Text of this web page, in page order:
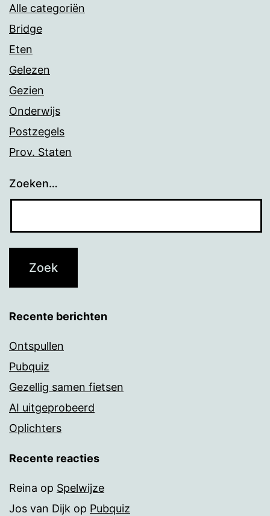
Alle categoriën
Bridge
Eten
Gelezen
Gezien
Onderwijs
Postzegels
Prov. Staten
Zoeken…
Recente berichten
Ontspullen
Pubquiz
Gezellig samen fietsen
AI uitgeprobeerd
Oplichters
Recente reacties
Reina op Spelwijze
Jos van Dijk op Pubquiz